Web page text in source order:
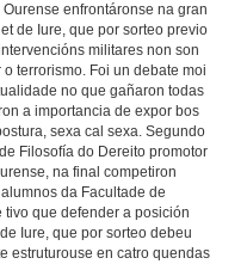
enfrontáronse na gran
de Iure, que por sorteo previo
militares non son
terrorismo. Foi un debate moi
no que gañaron todas
a importancia de expor bos
sexa cal sexa. Segundo
Filosofía do Dereito promotor
na final competiron
da Facultade de
tivo que defender a posición
Iure, que por sorteo debeu
estruturouse en catro quendas
Debate 1. Son adecuadas as intervencións militares como medio para combatir o terrorismo?
vs N.2 Refutación
Debate 1. Son adecuadas as intervencións militares como medio para combatir o terrorismo?
vs N.3 Refutación
2015
Debate 1. Son adecuadas as intervencións militares como medio para combatir o terrorismo?
Vs P.4 Conclusión